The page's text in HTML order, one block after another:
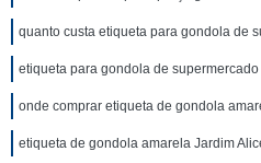
quanto custa etiqueta para gondola de
etiqueta para gondola de
onde comprar etiqueta de gondola
etiqueta de gondola amarela Jardim